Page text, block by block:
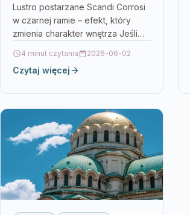
CZARNA RAMA 100CM
SCR/SL/100
Lustro postarzane Scandi Corrosi
w czarnej ramie – efekt, który
zmienia charakter wnętrza Jeśli
odbija światło, ale też buduje…
4 minut czytania 2026-06-02
Czytaj więcej